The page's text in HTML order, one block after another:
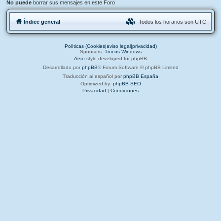
No puede borrar sus mensajes en este Foro
Índice general Todos los horarios son UTC
Políticas (Cookies|aviso legal|privacidad)
Sponsors: Trucos Windows
Aero style developed for phpBB
Desarrollado por phpBB® Forum Software © phpBB Limited
Traducción al español por phpBB España
Optimized by: phpBB SEO
Privacidad | Condiciones